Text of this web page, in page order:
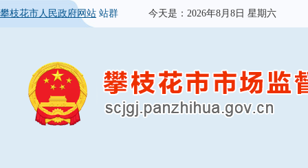
攀枝花市人民政府网站 站群 今天是： 2026年8月8日 星期六